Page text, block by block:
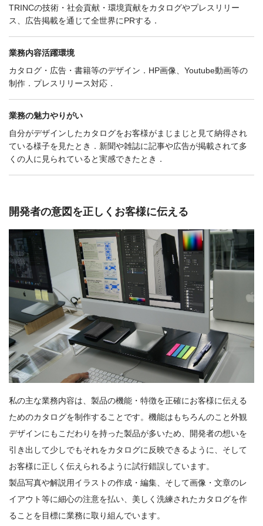
TRINCの技術・社会貢献・環境貢献をカタログやプレスリリー
ス、広告掲載を通じて全世界にPRする．
業務内容活躍環境
カタログ・広告・書籍等のデザイン．HP画像、Youtube動画等の
制作．プレスリリース対応．
業務の魅力やりがい
自分がデザインしたカタログをお客様がまじまじと見て納得され
ている様子を見たとき．新聞や雑誌に記事や広告が掲載されて多
くの人に見られていると実感できたとき．
開発者の意図を正しくお客様に伝える
私の主な業務内容は、製品の機能・特徴を正確にお客様に伝える
ためのカタログを制作することです。機能はもちろんのこと外観
デザインにもこだわりを持った製品が多いため、開発者の想いを
引き出して少しでもそれをカタログに反映できるように、そして
お客様に正しく伝えられるように試行錯誤しています。
製品写真や解説用イラストの作成・編集、そして画像・文章のレ
イアウト等に細心の注意を払い、美しく洗練されたカタログを作
ることを目標に業務に取り組んでいます。